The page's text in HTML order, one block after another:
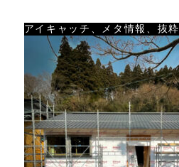
アイキャッチ、メタ情報、抜粋